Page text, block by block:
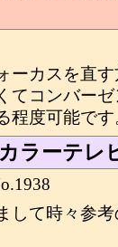
ーカスを直す
てコンバー
程度可能です
ラーテレ
て時々参考